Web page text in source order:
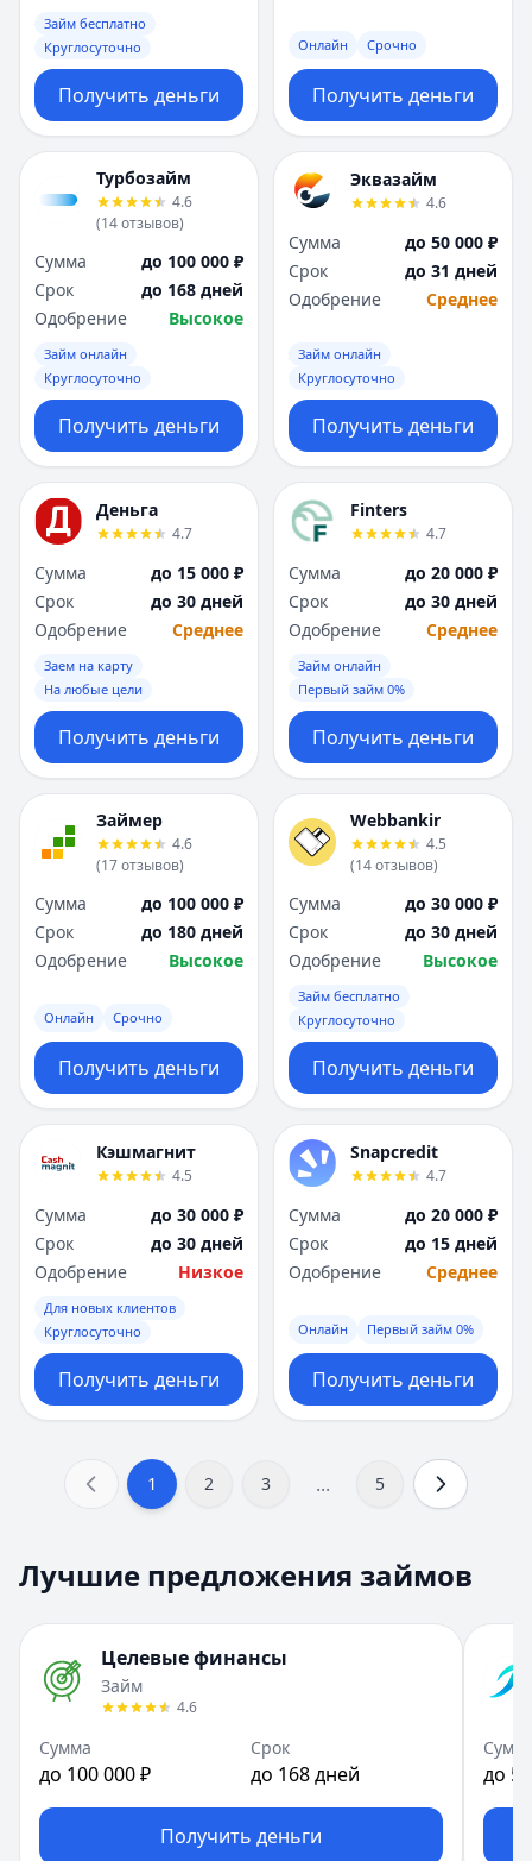
Займ бесплатно
Круглосуточно
Получить деньги
Онлайн Срочно
Получить деньги
Турбозайм
4.6
(14отзывов)
Сумма
до 100 000 ₽
Срок
до 168 дней
Одобрение
Высокое
Займ онлайн
Круглосуточно
Получить деньги
Эквазайм
4.6
Сумма
до 50 000 ₽
Срок
до 31 дней
Одобрение
Среднее
Займ онлайн
Круглосуточно
Получить деньги
Деньга
4.7
Сумма
до 15 000 ₽
Срок
до 30 дней
Одобрение
Среднее
Заем на карту
На любые цели
Получить деньги
Finters
4.7
Сумма
до 20 000 ₽
Срок
до 30 дней
Одобрение
Среднее
Займ онлайн
Первый займ 0%
Получить деньги
Займер
4.6
(17отзывов)
Сумма
до 100 000 ₽
Срок
до 180 дней
Одобрение
Высокое
Онлайн Срочно
Получить деньги
Webbankir
4.5
(14отзывов)
Сумма
до 30 000 ₽
Срок
до 30 дней
Одобрение
Высокое
Займ бесплатно
Круглосуточно
Получить деньги
Кэшмагнит
4.5
Сумма
до 30 000 ₽
Срок
до 30 дней
Одобрение
Низкое
Для новых клиентов
Круглосуточно
Получить деньги
Snapcredit
4.7
Сумма
до 20 000 ₽
Срок
до 15 дней
Одобрение
Среднее
Онлайн Первый займ 0%
Получить деньги
1 2 3 ... 5
Лучшие предложения займов
Целевые финансы
Займ
4.6
Сумма
до 100 000 ₽
Срок
до 168 дней
Получить деньги
до